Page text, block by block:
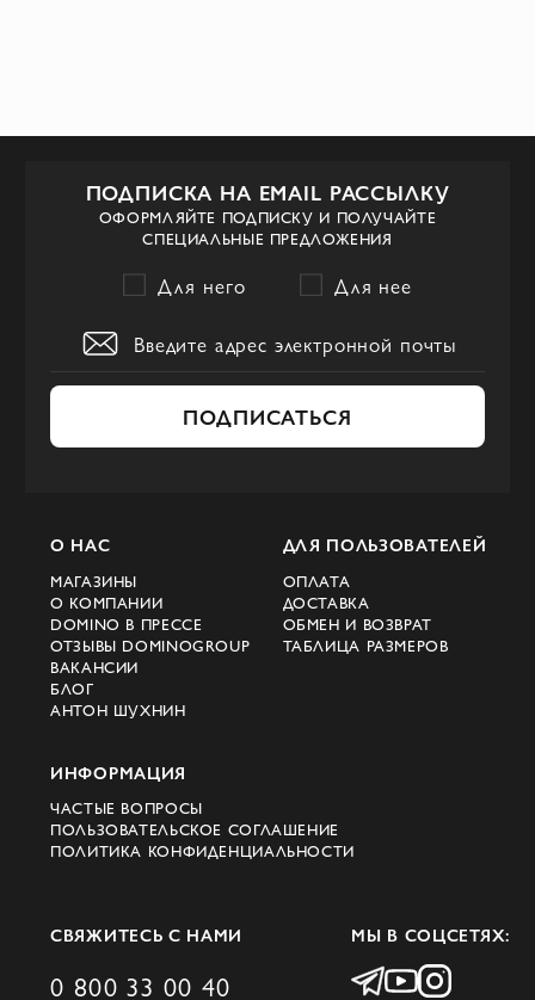
ПОДПИСКА НА EMAIL РАССЫЛКУ
ОФОРМЛЯЙТЕ ПОДПИСКУ И ПОЛУЧАЙТЕ
СПЕЦИАЛЬНЫЕ ПРЕДЛОЖЕНИЯ
Для него Для нее
ПОДПИСАТЬСЯ
О НАС
МАГАЗИНЫ
О КОМПАНИИ
DOMINO В ПРЕССЕ
ОТЗЫВЫ DOMINOGROUP
ВАКАНСИИ
БЛОГ
АНТОН ШУХНИН
ДЛЯ ПОЛЬЗОВАТЕЛЕЙ
ОПЛАТА
ДОСТАВКА
ОБМЕН И ВОЗВРАТ
ТАБЛИЦА РАЗМЕРОВ
ИНФОРМАЦИЯ
ЧАСТЫЕ ВОПРОСЫ
ПОЛЬЗОВАТЕЛЬСКОЕ СОГЛАШЕНИЕ
ПОЛИТИКА КОНФИДЕНЦИАЛЬНОСТИ
СВЯЖИТЕСЬ С НАМИ
0 800 33 00 40
МЫ В СОЦСЕТЯХ: